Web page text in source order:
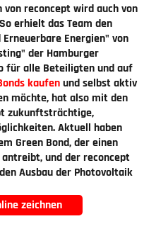
von reconcept wird auch von
erhielt das Team den
Energien" von
der Hamburger
für alle Beteiligten und auf
kaufenund selbst aktiv
möchte, hat also mit den
zukunftsträchtige,
Aktuell haben
Green Bond, der einen
und der reconcept
Ausbau der Photovoltaik
zeichnen